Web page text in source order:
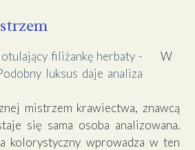
W
mistrzem krawiectwa, znawcą
się sama osoba analizowana.
kolorystyczny wprowadza w ten